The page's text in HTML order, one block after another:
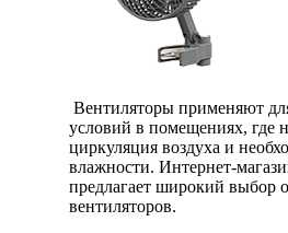
Вентиляторы применяют
условий в помещениях, где
циркуляция воздуха и
влажности. Интернет-
предлагает широкий выбор
вентиляторов.